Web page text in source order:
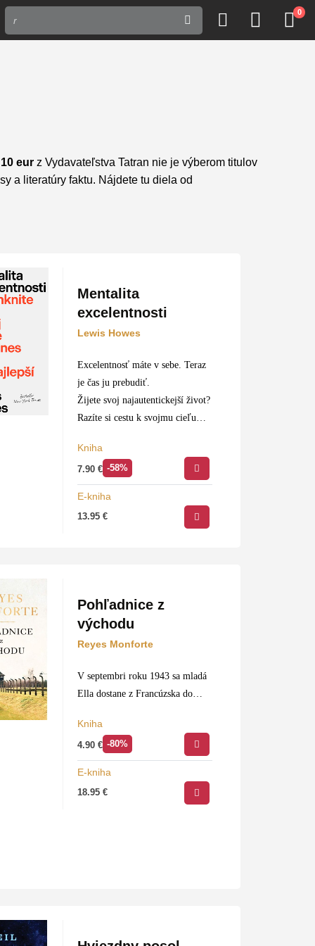
0
eur z Vydavateľstva Tatran nie je výberom titulov
a literatúry faktu. Nájdete tu diela od
ktoré potešia vašu knižnicu aj peňaženku.
non-fiction.
na dovolenku.Mentalita
excelentnosti
Lewis Howes
Excelentnosť máte v sebe. Teraz
je čas ju prebudiť.
Žijete svoj najautentickejší život?
Razíte si cestu k svojmu cieľu
život, o ktorom chcete, aby
rozprávalo…
Kniha
7.90€ -58%
E-kniha
13.95€
Pohľadnice z
východu
Reyes Monforte
V septembri roku 1943 sa mladá
Ella dostane z Francúzska do
Osvienčim. Vedúca ženského
tábora Maria Mandelová,
krvilačná esesáčka prezývaná
Beštia, zistí, že dokonale ovláda
Kniha
4.90€ -80%
E-kniha
18.95€